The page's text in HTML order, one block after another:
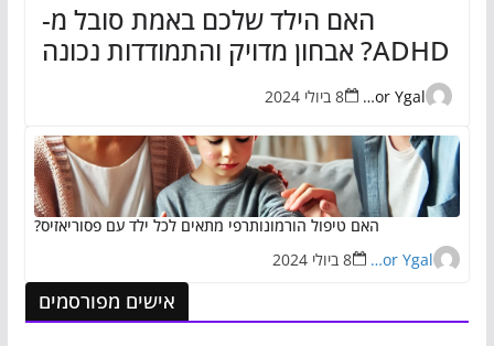
האם הילד שלכם באמת סובל מ-
ADHD? אבחון מדויק והתמודדות נכונה
Eran Zor Ygal 8 ביולי 2024
האם טיפול הורמונותרפי מתאים לכל ילד עם פסוריאזיס?
Eran Zor Ygal
8 ביולי 2024
אישים מפורסמים